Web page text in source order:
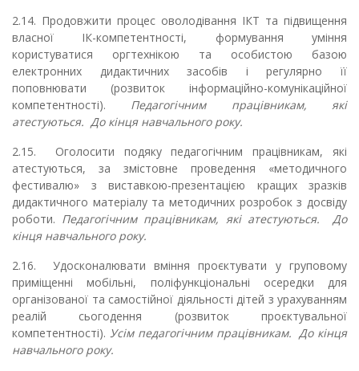
2.14. Продовжити процес оволодівання ІКТ та підвищення
власної ІК-компетентності, формування уміння
користуватися оргтехнікою та особистою базою
електронних дидактичних засобів і регулярно її
поповнювати (розвиток інформаційно-комунікаційної
компетентності). Педагогічним працівникам, які
атестуються. До кінця навчального року.
2.15. Оголосити подяку педагогічним працівникам, які
атестуються, за змістовне проведення «методичного
фестивалю» з виставкою-презентацією кращих зразків
дидактичного матеріалу та методичних розробок з досвіду
роботи. Педагогічним працівникам, які атестуються. До
кінця навчального року.
2.16. Удосконалювати вміння проєктувати у груповому
приміщенні мобільні, поліфункціональні осередки для
організованої та самостійної діяльності дітей з урахуванням
реалій сьогодення (розвиток проєктувальної
компетентності). Усім педагогічним працівникам. До кінця
навчального року.